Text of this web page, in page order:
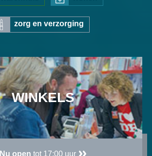
zorg en verzorging
WINKELS
Nu open tot 17:00 uur